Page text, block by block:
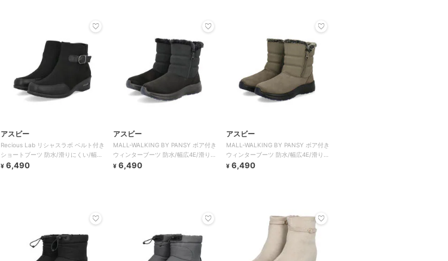
アスビー
Recious Lab リシャスラボ ベルト付き
ショートブーツ 防水/滑りにくい/幅広
4E
¥ 6,490
アスビー
MALL-WALKING BY PANSY ボア付き
ウィンターブーツ 防水/幅広4E/滑りに
くい
¥ 6,490
アスビー
MALL-WALKING BY PANSY ボア付き
ウィンターブーツ 防水/幅広4E/滑りに
くい
¥ 6,490